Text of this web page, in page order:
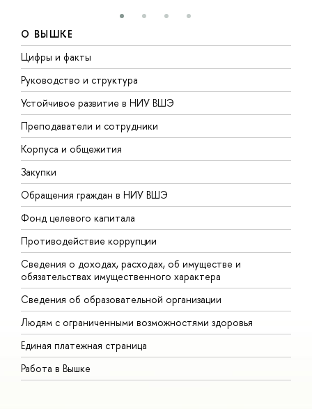
О ВЫШКЕ
Цифры и факты
Руководство и структура
Устойчивое развитие в НИУ ВШЭ
Преподаватели и сотрудники
Корпуса и общежития
Закупки
Обращения граждан в НИУ ВШЭ
Фонд целевого капитала
Противодействие коррупции
Сведения о доходах, расходах, об имуществе и
обязательствах имущественного характера
Сведения об образовательной организации
Людям с ограниченными возможностями здоровья
Единая платежная страница
Работа в Вышке